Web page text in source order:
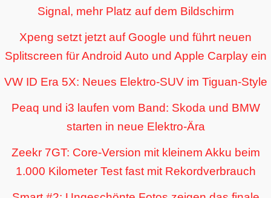
Signal, mehr Platz auf dem Bildschirm
Xpeng setzt jetzt auf Google und führt neuen
Splitscreen für Android Auto und Apple Carplay ein
VW ID Era 5X: Neues Elektro-SUV im Tiguan-Style
Peaq und i3 laufen vom Band: Skoda und BMW
starten in neue Elektro-Ära
Zeekr 7GT: Core-Version mit kleinem Akku beim
1.000 Kilometer Test fast mit Rekordverbrauch